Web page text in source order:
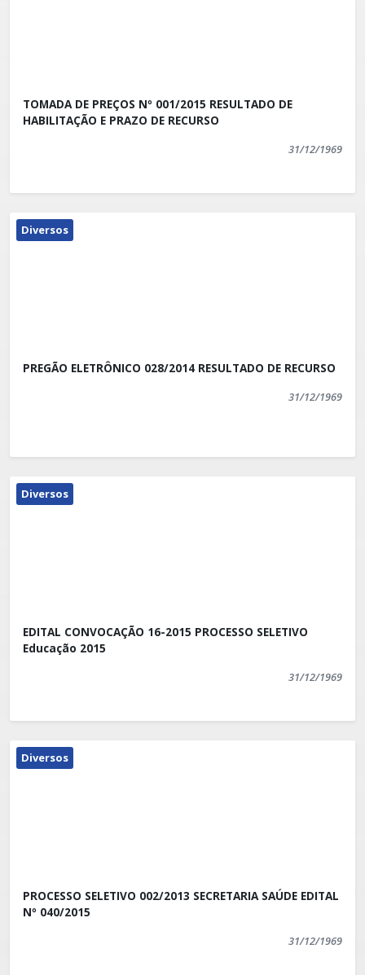
TOMADA DE PREÇOS Nº 001/2015 RESULTADO DE
HABILITAÇÃO E PRAZO DE RECURSO
31/12/1969
Diversos
PREGÃO ELETRÔNICO 028/2014 RESULTADO DE RECURSO
31/12/1969
Diversos
EDITAL CONVOCAÇÃO 16-2015 PROCESSO SELETIVO
Educação 2015
31/12/1969
Diversos
PROCESSO SELETIVO 002/2013 SECRETARIA SAÚDE EDITAL
Nº 040/2015
31/12/1969